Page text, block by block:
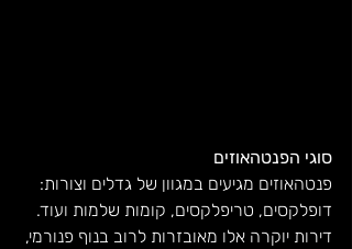
סוגי הפנטהאוזים
פנטהאוזים מגיעים במגוון של גדלים וצורות:
דופלקסים, טריפלקסים, קומות שלמות ועוד.
דירות יוקרה אלו מאובזרות לרוב בנוף פנורמי,